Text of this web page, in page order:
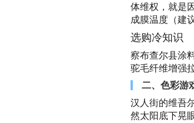
体维权，就是
成膜温度（建
选购冷知识
察布查尔县涂
驼毛纤维增强
二、色彩游
汉人街的维吾
然太阳底下晃